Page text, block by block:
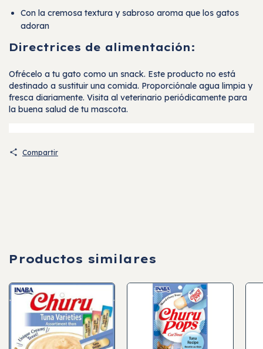
Con la cremosa textura y sabroso aroma que los gatos
adoran
Directrices de alimentación:
Ofrécelo a tu gato como un snack. Este producto no está
destinado a sustituir una comida. Proporciónale agua limpia y
fresca diariamente. Visita al veterinario periódicamente para
la buena salud de tu mascota.
Compartir
Productos similares